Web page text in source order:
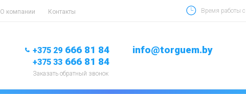
О компании Контакты Время работы
+375 29 666 81 84
+375 33 666 81 84
Заказать обратный звонок
info@torguem.by